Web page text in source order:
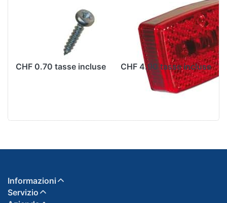
Rücklichtglas
Puch/Sachs,
2.9x16mm
CHF 0.70 tasse incluse
Rücklichtglas zu
Rücklicht
Puch/Sachs, rot
(ULO)
CHF 4.90 tasse incluse
Informazioni
Servizio